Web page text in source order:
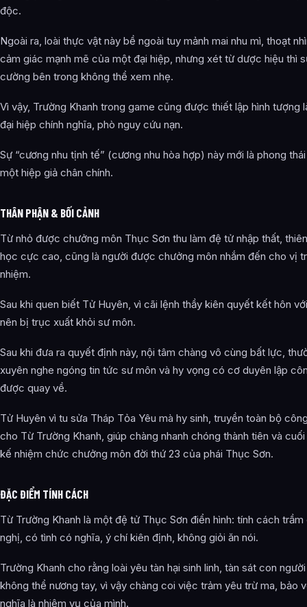
độc.
Ngoài ra, loài thực vật này bề ngoài tuy mảnh mai nhu mì, thoạt
cảm giác mạnh mẽ của một đại hiệp, nhưng xét từ dược hiệu thì
cường bên trong không thể xem nhẹ.
Vì vậy, Trường Khanh trong game cũng được thiết lập hình tượng
đại hiệp chính nghĩa, phò nguy cứu nạn.
Sự “cương nhu tịnh tế” (cương nhu hòa hợp) này mới là phong
một hiệp giả chân chính.
THÂN PHẬN & BỐI CẢNH
Từ nhỏ được chưởng môn Thục Sơn thu làm đệ tử nhập thất,
học cực cao, cũng là người được chưởng môn nhắm đến cho vị
nhiệm.
Sau khi quen biết Tử Huyên, vì cãi lệnh thầy kiên quyết kết hôn
nên bị trục xuất khỏi sư môn.
Sau khi đưa ra quyết định này, nội tâm chàng vô cùng bất lực,
xuyên nghe ngóng tin tức sư môn và hy vọng có cơ duyên lập
được quay về.
Tử Huyên vì tu sửa Tháp Tỏa Yêu mà hy sinh, truyền toàn bộ
cho Từ Trường Khanh, giúp chàng nhanh chóng thành tiên và
kế nhiệm chức chưởng môn đời thứ 23 của phái Thục Sơn.
ĐẶC ĐIỂM TÍNH CÁCH
Từ Trường Khanh là một đệ tử Thục Sơn điển hình: tính cách trầm
nghị, có tình có nghĩa, ý chí kiên định, không giỏi ăn nói.
Trường Khanh cho rằng loài yêu tàn hại sinh linh, tàn sát con
không thể nương tay, vì vậy chàng coi việc trảm yêu trừ ma, bảo
nghĩa là nhiệm vụ của mình.